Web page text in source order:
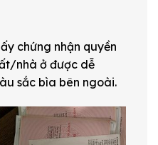
chứng nhận quyền
nhà ở được dễ
sắc bìa bên ngoài.